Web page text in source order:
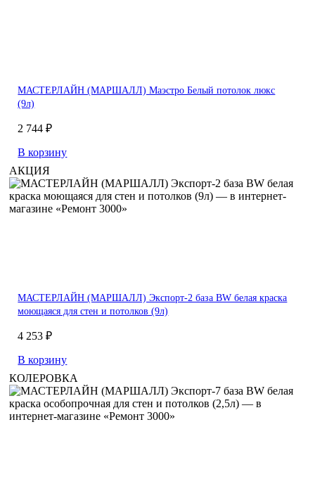
МАСТЕРЛАЙН (МАРШАЛЛ) Маэстро Белый потолок люкс
(9л)
2 744 ₽
В корзину
АКЦИЯ
МАСТЕРЛАЙН (МАРШАЛЛ) Экспорт-2 база BW белая краска
моющаяся для стен и потолков (9л)
4 253 ₽
В корзину
КОЛЕРОВКА